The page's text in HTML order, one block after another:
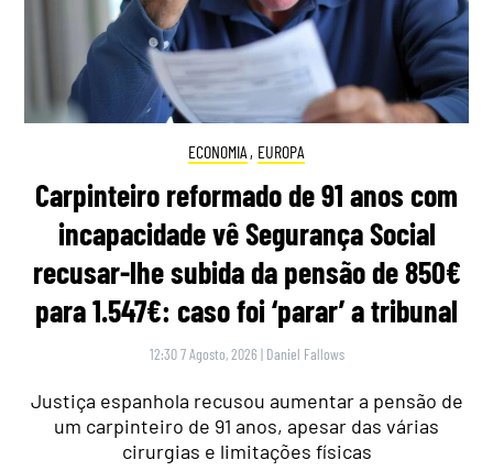
ECONOMIA , EUROPA
Carpinteiro reformado de 91 anos com
incapacidade vê Segurança Social
recusar-lhe subida da pensão de 850€
para 1.547€: caso foi ‘parar’ a tribunal
12:30 7 Agosto, 2026 | Daniel Fallows
Justiça espanhola recusou aumentar a pensão de
um carpinteiro de 91 anos, apesar das várias
cirurgias e limitações físicas